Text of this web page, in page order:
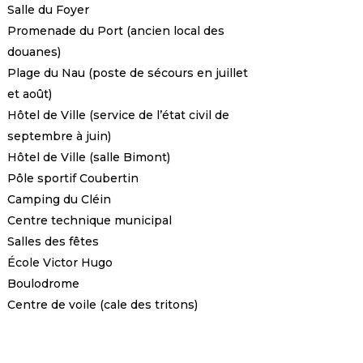
Salle du Foyer
Promenade du Port (ancien local des
douanes)
Plage du Nau (poste de sécours en juillet
et août)
Hôtel de Ville (service de l’état civil de
septembre à juin)
Hôtel de Ville (salle Bimont)
Pôle sportif Coubertin
Camping du Cléin
Centre technique municipal
Salles des fêtes
École Victor Hugo
Boulodrome
Centre de voile (cale des tritons)